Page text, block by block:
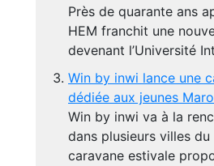
Près de quarante ans
HEM franchit une
devenant l’Université
Win by inwi lance une
dédiée aux jeunes
Win by inwi va à la
dans plusieurs villes
caravane estivale